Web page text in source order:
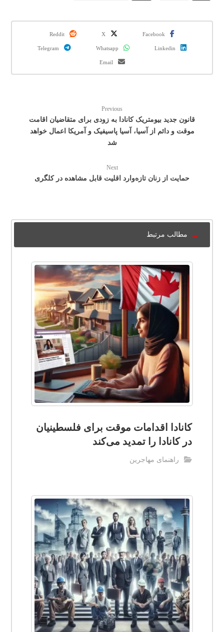
Facebook
X
Reddit
Linkedin
Whatsapp
Telegram
Email
Previous
قانون جدید بیومتریک کانادا به زودی برای متقاضیان اقامت
موقت و دائم از آسیا، آسیا پاسیفیک و آمریکا اعمال خواهد
شد
Next
حمایت از زنان تازه‌وارد اقلیت قابل مشاهده در کلگری
مطالب مرتبط
کانادا اقدامات موقت برای فلسطینیان
در کانادا را تمدید می‌کند
راهنمای مهاجرین